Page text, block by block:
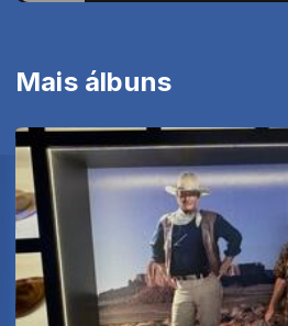
Mais álbuns